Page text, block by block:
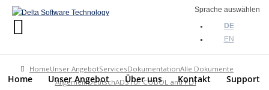
Home
Angebot
Über
Sprache auswählen
DE
EN
Home Unser Angebot Über uns Kontakt Support
HomeUnser AngebotServicesDokumentationAlle Dokumente
AllgemeinDeutschADS for COBOL and PL/I